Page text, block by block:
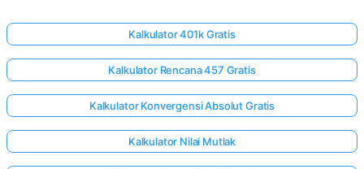
Kalkulator 401k Gratis
Kalkulator Rencana 457 Gratis
Kalkulator Konvergensi Absolut Gratis
Kalkulator Nilai Mutlak